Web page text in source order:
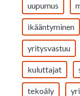
uupumus
ikääntyminen
yritysvastuu
kuluttajat
tekoäly